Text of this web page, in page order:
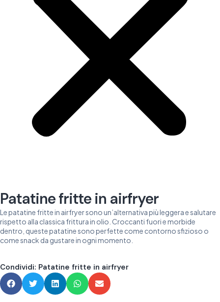
Patatine fritte in airfryer
Le patatine fritte in airfryer sono un’alternativa più leggera e salutare
rispetto alla classica frittura in olio. Croccanti fuori e morbide
dentro, queste patatine sono perfette come contorno sfizioso o
come snack da gustare in ogni momento.
Condividi: Patatine fritte in airfryer